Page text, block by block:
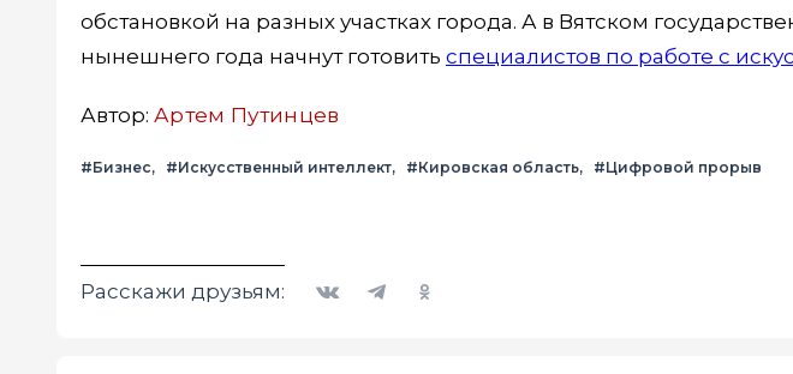
обстановкой на разных участках города. А в Вятском
нынешнего года начнут готовить специалистов по работе с
Автор: Артем Путинцев
#Бизнес #Искусственный интеллект #Кировская область #Цифровой прорыв
Расскажи друзьям: